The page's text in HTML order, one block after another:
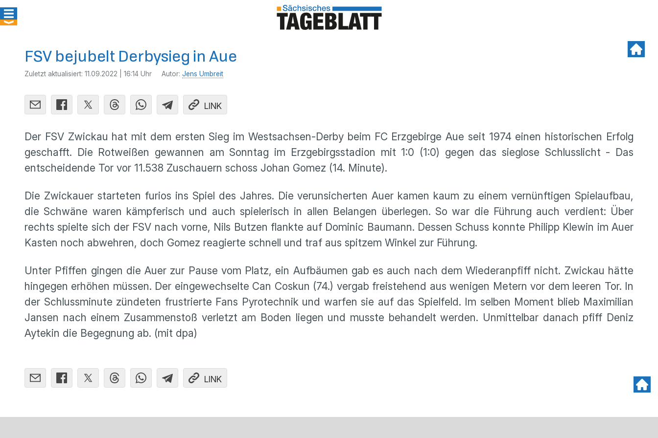
FSV bejubelt Derbysieg in Aue
Zuletzt aktualisiert: 11.09.2022 | 16:14 Uhr Autor: Jens Umbreit
LINK
Der FSV Zwickau hat mit dem ersten Sieg im Westsachsen-Derby beim FC Erzgebirge Aue seit 1974 einen historischen Erfolg
geschafft. Die Rotweißen gewannen am Sonntag im Erzgebirgsstadion mit 1:0 (1:0) gegen das sieglose Schlusslicht - Das
entscheidende Tor vor 11.538 Zuschauern schoss Johan Gomez (14. Minute).
Die Zwickauer starteten furios ins Spiel des Jahres. Die verunsicherten Auer kamen kaum zu einem vernünftigen Spielaufbau,
die Schwäne waren kämpferisch und auch spielerisch in allen Belangen überlegen. So war die Führung auch verdient: Über
rechts spielte sich der FSV nach vorne, Nils Butzen flankte auf Dominic Baumann. Dessen Schuss konnte Philipp Klewin im Auer
Kasten noch abwehren, doch Gomez reagierte schnell und traf aus spitzem Winkel zur Führung.
Unter Pfiffen gingen die Auer zur Pause vom Platz, ein Aufbäumen gab es auch nach dem Wiederanpfiff nicht. Zwickau hätte
hingegen erhöhen müssen. Der eingewechselte Can Coskun (74.) vergab freistehend aus wenigen Metern vor dem leeren Tor. In
der Schlussminute zündeten frustrierte Fans Pyrotechnik und warfen sie auf das Spielfeld. Im selben Moment blieb Maximilian
Jansen nach einem Zusammenstoß verletzt am Boden liegen und musste behandelt werden. Unmittelbar danach pfiff Deniz
Aytekin die Begegnung ab. (mit dpa)
LINK